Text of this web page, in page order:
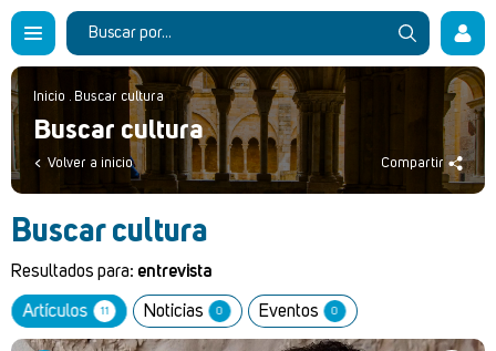
Inicio . Buscar cultura
Buscar cultura
Volver a inicio Compartir
Buscar cultura
Resultados para: entrevista
Artículos 11 Noticias 0 Eventos 0